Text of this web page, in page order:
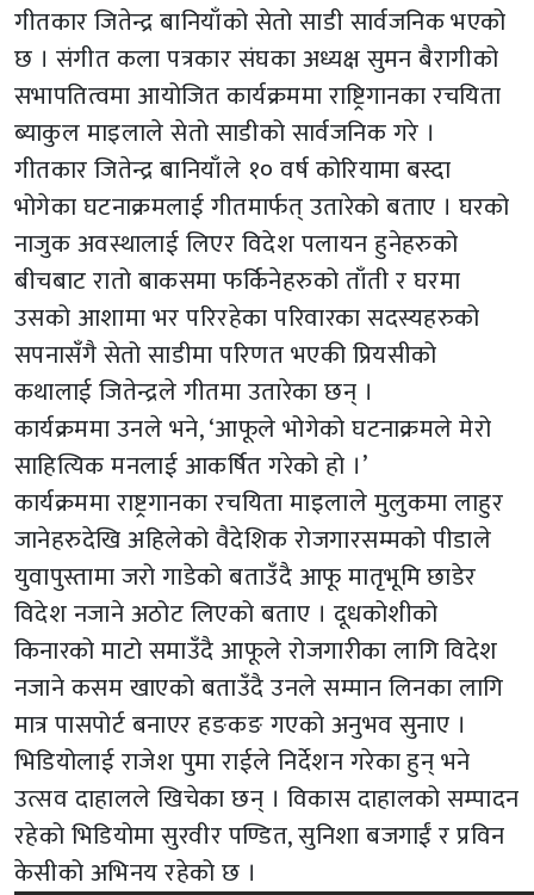
गीतकार जितेन्द्र बानियाँको सेतो साडी सार्वजनिक भएको
छ । संगीत कला पत्रकार संघका अध्यक्ष सुमन बैरागीको
सभापतित्वमा आयोजित कार्यक्रममा राष्ट्रिगानका रचयिता
ब्याकुल माइलाले सेतो साडीको सार्वजनिक गरे ।
गीतकार जितेन्द्र बानियाँले १० वर्ष कोरियामा बस्दा
भोगेका घटनाक्रमलाई गीतमार्फत् उतारेको बताए । घरको
नाजुक अवस्थालाई लिएर विदेश पलायन हुनेहरुको
बीचबाट रातो बाकसमा फर्किनेहरुको ताँती र घरमा
उसको आशामा भर परिरहेका परिवारका सदस्यहरुको
सपनासँगै सेतो साडीमा परिणत भएकी प्रियसीको
कथालाई जितेन्द्रले गीतमा उतारेका छन् ।
कार्यक्रममा उनले भने, ‘आफूले भोगेको घटनाक्रमले मेरो
साहित्यिक मनलाई आकर्षित गरेको हो ।’
कार्यक्रममा राष्ट्रगानका रचयिता माइलाले मुलुकमा लाहुर
जानेहरुदेखि अहिलेको वैदेशिक रोजगारसम्मको पीडाले
युवापुस्तामा जरो गाडेको बताउँदै आफू मातृभूमि छाडेर
विदेश नजाने अठोट लिएको बताए । दूधकोशीको
किनारको माटो समाउँदै आफूले रोजगारीका लागि विदेश
नजाने कसम खाएको बताउँदै उनले सम्मान लिनका लागि
मात्र पासपोर्ट बनाएर हङकङ गएको अनुभव सुनाए ।
भिडियोलाई राजेश पुमा राईले निर्देशन गरेका हुन् भने
उत्सव दाहालले खिचेका छन् । विकास दाहालको सम्पादन
रहेको भिडियोमा सुरवीर पण्डित, सुनिशा बजगाईं र प्रविन
केसीको अभिनय रहेको छ ।